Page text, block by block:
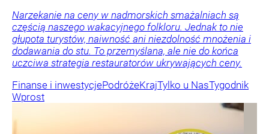
Narzekanie na ceny w nadmorskich smażalniach są
częścią naszego wakacyjnego folkloru. Jednak to nie
głupota turystów, naiwność ani niezdolność mnożenia i
dodawania do stu. To przemyślana, ale nie do końca
uczciwa strategia restauratorów ukrywających ceny.
Finanse i inwestycjePodróżeKrajTylko u NasTygodnik
Wprost